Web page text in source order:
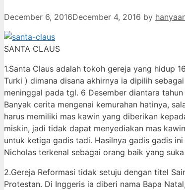
December 6, 2016December 4, 2016 by
SANTA CLAUS
1.Santa Claus adalah tokoh gereja yang hidup
Turki ) dimana disana akhirnya ia dipilih
meninggal pada tgl. 6 Desember diantara tahun
Banyak cerita mengenai kemurahan hatinya,
harus memiliki mas kawin yang diberikan
miskin, jadi tidak dapat menyediakan mas
untuk ketiga gadis tadi. Hasilnya gadis gadis
Nicholas terkenal sebagai orang baik yang
2.Gereja Reformasi tidak setuju dengan titel
Protestan. Di Inggeris ia diberi nama Bapa